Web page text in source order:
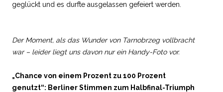
geglückt und es durfte ausgelassen gefeiert werden.
Der Moment, als das Wunder von Tarnobrzeg vollbracht
war – leider liegt uns davon nur ein Handy-Foto vor.
„Chance von einem Prozent zu 100 Prozent
genutzt“: Berliner Stimmen zum Halbfinal-Triumph